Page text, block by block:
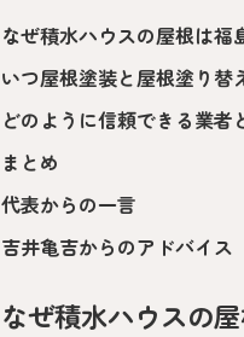
なぜ積水ハウスの屋根は福
いつ屋根塗装と屋根塗り替
どのように信頼できる業者
まとめ
代表からの一言
吉井亀吉からのアドバイス
なぜ積水ハウスの